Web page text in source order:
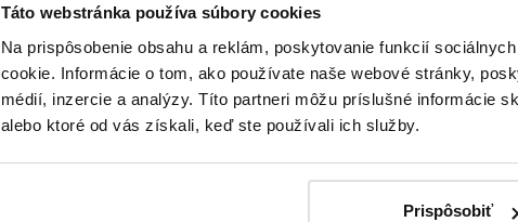
Táto webstránka používa súbory cookies
Na prispôsobenie obsahu a reklám, poskytovanie funkcií
cookie. Informácie o tom, ako používate naše webové stránky,
médií, inzercie a analýzy. Títo partneri môžu príslušné informácie
alebo ktoré od vás získali, keď ste používali ich služby.
Prispôsobiť